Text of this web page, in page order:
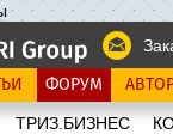
ФОРУМ
ТРИЗ.БИЗНЕС